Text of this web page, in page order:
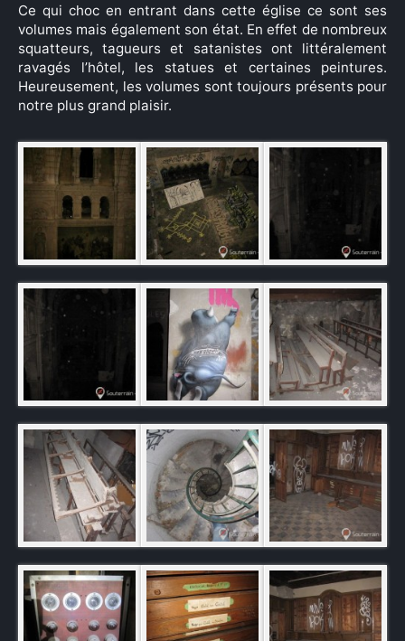
Ce qui choc en entrant dans cette église ce sont ses
volumes mais également son état. En effet de nombreux
squatteurs, tagueurs et satanistes ont littéralement
ravagés l’hôtel, les statues et certaines peintures.
Heureusement, les volumes sont toujours présents pour
notre plus grand plaisir.